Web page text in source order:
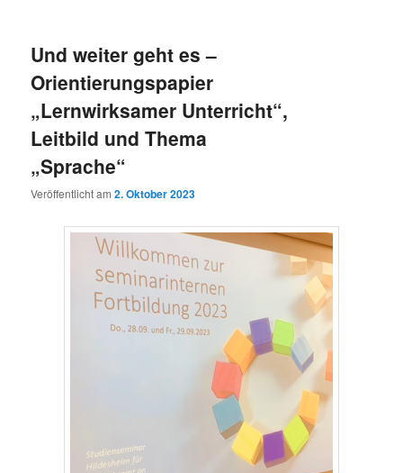
Und weiter geht es –
Orientierungspapier
„Lernwirksamer Unterricht“,
Leitbild und Thema
„Sprache“
Veröffentlicht am2. Oktober 2023